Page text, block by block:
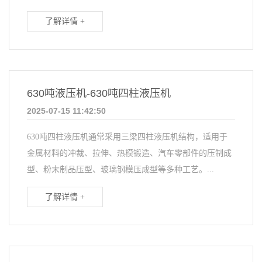
了解详情 +
630吨液压机-630吨四柱液压机
2025-07-15 11:42:50
630吨四柱液压机通常采用三梁四柱液压机结构，适用于
金属材料的冲裁、拉伸、热模锻造、汽车零部件的压制成
型、粉末制品压型、玻璃钢模压成型等多种工艺。...
了解详情 +